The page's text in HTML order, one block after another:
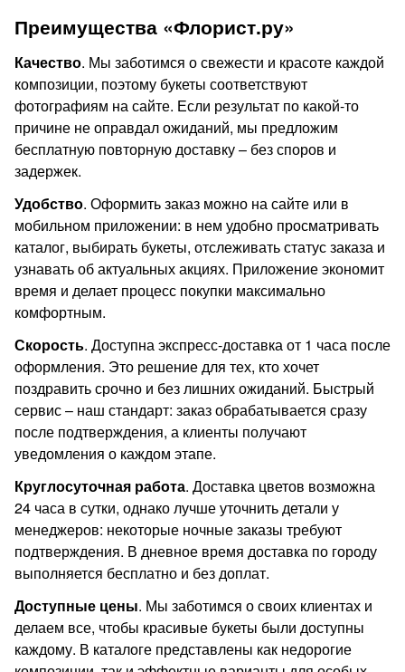
Преимущества «Флорист.ру»
Качество. Мы заботимся о свежести и красоте каждой
композиции, поэтому букеты соответствуют
фотографиям на сайте. Если результат по какой-то
причине не оправдал ожиданий, мы предложим
бесплатную повторную доставку – без споров и
задержек.
Удобство. Оформить заказ можно на сайте или в
мобильном приложении: в нем удобно просматривать
каталог, выбирать букеты, отслеживать статус заказа и
узнавать об актуальных акциях. Приложение экономит
время и делает процесс покупки максимально
комфортным.
Скорость. Доступна экспресс-доставка от 1 часа после
оформления. Это решение для тех, кто хочет
поздравить срочно и без лишних ожиданий. Быстрый
сервис – наш стандарт: заказ обрабатывается сразу
после подтверждения, а клиенты получают
уведомления о каждом этапе.
Круглосуточная работа. Доставка цветов возможна
24 часа в сутки, однако лучше уточнить детали у
менеджеров: некоторые ночные заказы требуют
подтверждения. В дневное время доставка по городу
выполняется бесплатно и без доплат.
Доступные цены. Мы заботимся о своих клиентах и
делаем все, чтобы красивые букеты были доступны
каждому. В каталоге представлены как недорогие